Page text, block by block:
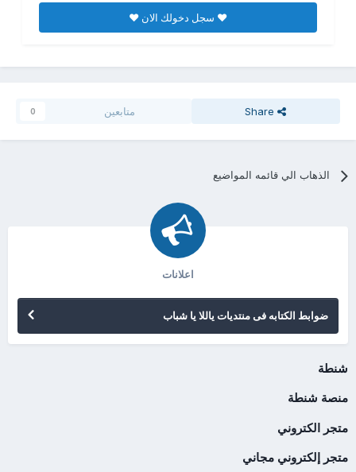
♥ سجل دخولك الان ♥
Share متابعين 0
الذهاب الي قائمه المواضيع
اعلانات
ضوابط الكتابه فى منتديات ياللا يا شباب
شنطة
منصة شنطة
متجر الكتروني
متجر إلكتروني مجاني